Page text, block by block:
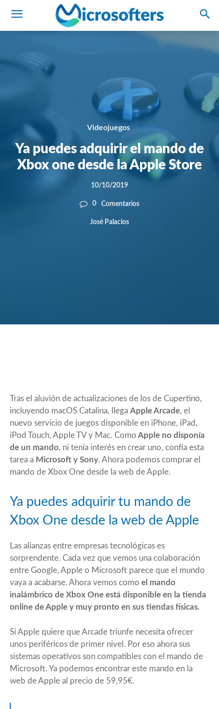
Videojuegos
Ya puedes adquirir el mando de
Xbox one desde la Apple Store
10/10/2019
0 Comentarios
José Palacios
Tras el aluvión de actualizaciones de los de Cupertino,
incluyendo macOS Catalina, llega Apple Arcade, el
nuevo servicio de juegos disponible en iPhone, iPad,
iPod Touch, Apple TV y Mac. Como Apple no disponía
de un mando, ni tenía interés en crear uno, confía esta
tarea a Microsoft y Sony. Ahora podemos comprar el
mando de Xbox One desde la web de Apple.
Ya puedes adquirir tu mando de
Xbox One desde la web de Apple
Las alianzas entre empresas tecnológicas es
sorprendente. Cada vez que vemos una colaboración
entre Google, Apple o Microsoft parece que el mundo
vaya a acabarse. Ahora vemos como el mando
inalámbrico de Xbox One está disponible en la tienda
online de Apple y muy pronto en sus tiendas físicas.
Si Apple quiere que Arcade triunfe necesita ofrecer
unos periféricos de primer nivel. Por eso ahora sus
sistemas operativos son compatibles con el mando de
Microsoft. Ya podemos encontrar este mando en la
web de Apple al precio de 59,95€.